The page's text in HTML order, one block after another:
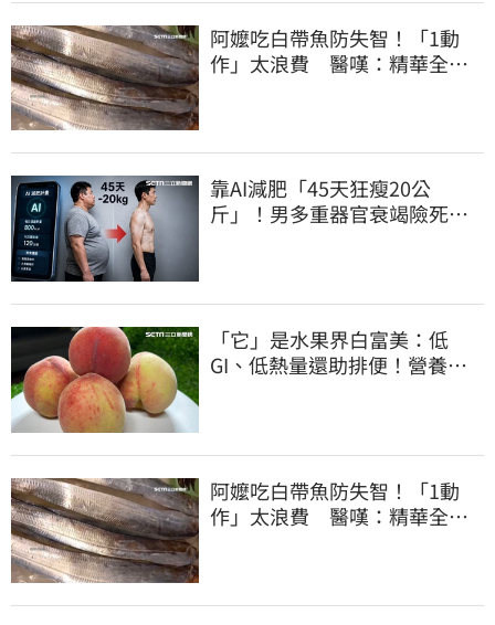
阿嬤吃白帶魚防失智！「1動
作」太浪費 醫嘆：精華全沒
靠AI減肥「45天狂瘦20公
斤」！男多重器官衰竭險死…
「它」是水果界白富美：低
GI、低熱量還助排便！營養師
阿嬤吃白帶魚防失智！「1動
作」太浪費 醫嘆：精華全沒